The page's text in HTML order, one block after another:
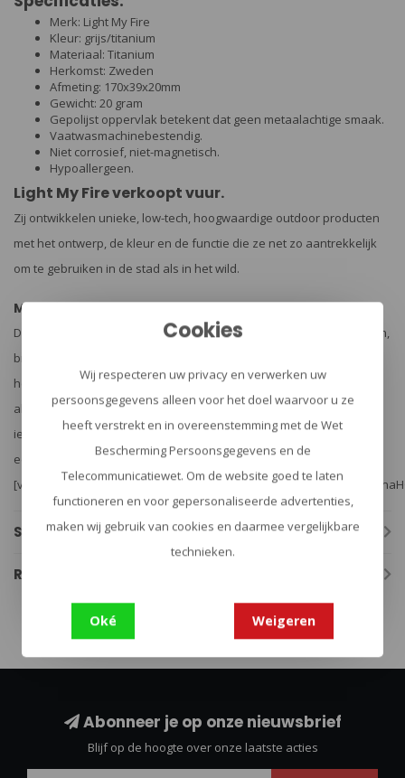
Merk: Light My Fire
Kleur: grijs/titanium
Materiaal: Titanium
Herkomst: Zweden
Afmeting: 170x39x20mm
Gewicht: 20 gram
Gepolijst oppervlak betekent dat geen metaalachtige smaak.
Vaatwasmachinebestendig.
Niet corrosief, niet-magnetisch.
Hypoallergeen.
Light My Fire verkoopt vuur.
Zij ontwikkelen unieke, low-tech, hoogwaardige outdoor producten
met het ontwerp, de kleur en de functie die ze net zo aantrekkelijk
om te gebruiken in de stad als in het wild.
Made in Zweden
De winters zijn lang en de zomers zijn vaak koud in Zweden. En toch,
brengen de Zweden graag hun tijd door in openlucht, in het bos, op
het strand, in de bergen. Ze zijn gezegend met een land dat niet
alleen adembenemend mooi en gevarieerd, het ook open voor
iedereen. Dit maakt hen zeer bewust van de natuur – en milieu – in
een vroeg stadium.
Specificaties
Reviews
Abonneer je op onze nieuwsbrief
Blijf op de hoogte over onze laatste acties
Cookies
Wij respecteren uw privacy en verwerken uw
persoonsgegevens alleen voor het doel waarvoor u ze
heeft verstrekt en in overeenstemming met de Wet
Bescherming Persoonsgegevens en de
Telecommunicatiewet. Om de website goed te laten
functioneren en voor gepersonaliseerde advertenties,
maken wij gebruik van cookies en daarmee vergelijkbare
technieken.
Oké Weigeren